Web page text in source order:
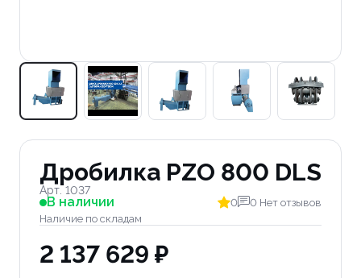
Дробилка PZO 800 DLS
Арт. 1037
В наличии
Наличие по складам
0 0 Нет отзывов
2 137 629 ₽